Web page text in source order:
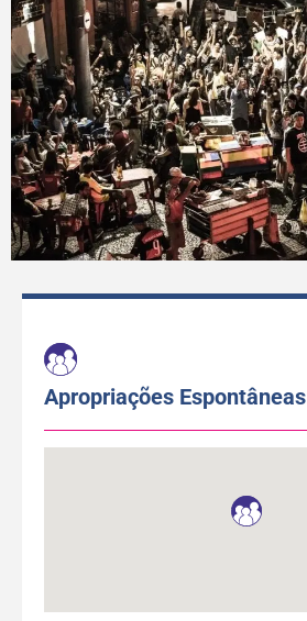
Apropriações Espontâneas